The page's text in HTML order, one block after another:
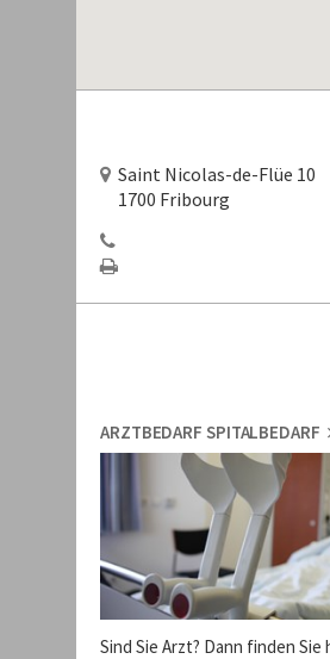
Saint Nicolas-de-Flüe 10
1700 Fribourg
ARZTBEDARF SPITALBEDARF
Sind Sie Arzt? Dann finden Sie